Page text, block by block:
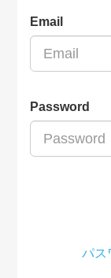
Email
Password
パス